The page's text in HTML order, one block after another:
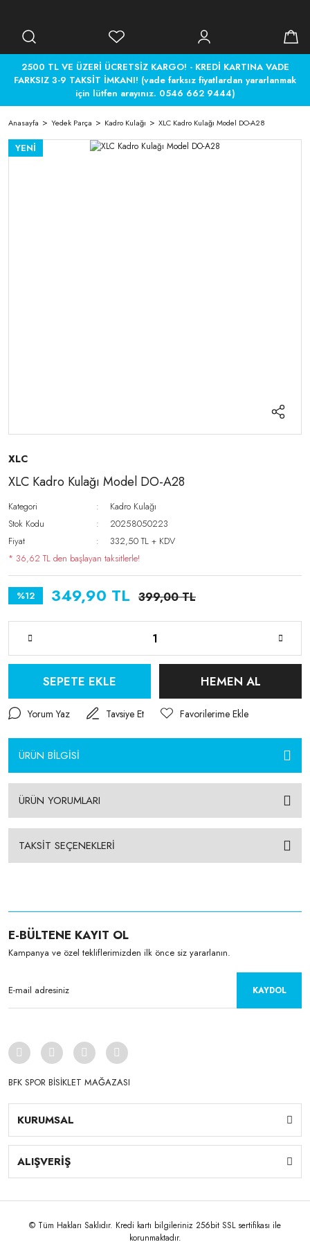
2500 TL VE ÜZERİ ÜCRETSİZ KARGO! - KREDİ KARTINA VADE
FARKSIZ 3-9 TAKSİT İMKANI! (vade farksız fiyatlardan yararlanmak
için lütfen arayınız. 0546 662 9444)
Anasayfa Yedek Parça Kadro Kulağı XLC Kadro Kulağı Model DO-A28
YENİ
XLC
XLC Kadro Kulağı Model DO-A28
Kategori
Kadro Kulağı
Stok Kodu
20258050223
Fiyat
332,50 TL + KDV
* 36,62 TL den başlayan taksitlerle!
%12 349,90 TL 399,00 TL
SEPETE EKLE HEMEN AL
Yorum Yaz Tavsiye Et
ÜRÜN BİLGİSİ
ÜRÜN YORUMLARI
TAKSİT SEÇENEKLERİ
E-BÜLTENE KAYIT OL
Kampanya ve özel tekliflerimizden ilk önce siz yararlanın.
KAYDOL
BFK SPOR BİSİKLET MAĞAZASI
KURUMSAL
ALIŞVERİŞ
© Tüm Hakları Saklıdır. Kredi kartı bilgileriniz 256bit SSL sertifikası ile
korunmaktadır.